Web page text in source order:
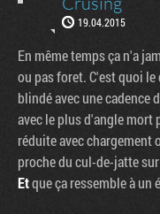
19.04.2015
En même temps ça n'a
ou pas foret. C'est quoi
blindé avec une cadence
avec le plus d'angle mort
réduite avec chargement
proche du cul-de-jatte
Etque ça ressemble à un